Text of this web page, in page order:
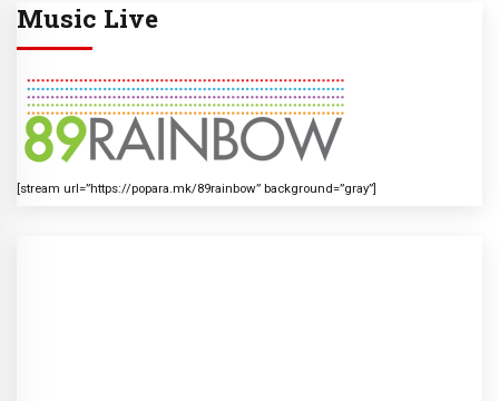
Music Live
[stream url=”https://popara.mk/89rainbow” background=”gray”]